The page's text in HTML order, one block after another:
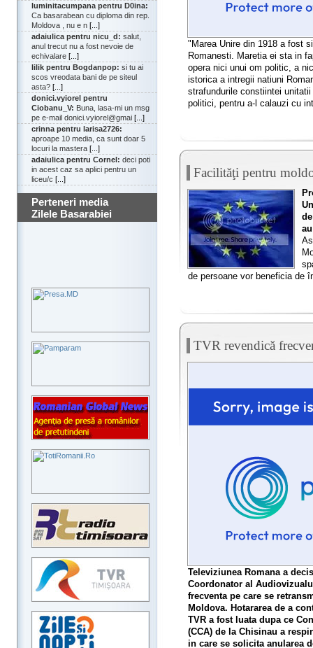
luminitacumpana pentru D0ina:
Ca basarabean cu diploma din rep.
Moldova , nu e n [...]
adaiulica pentru nicu_d: salut,
anul trecut nu a fost nevoie de
echivalare [...]
lilik pentru Bogdanpop: si tu ai
scos vreodata bani de pe siteul
asta? [...]
donici.vyiorel pentru
Ciobanu_V: Buna, lasa-mi un msg
pe e-mail donici.vyiorel@gmai [...]
crinna pentru larisa2726:
aproape 10 media, ca sunt doar 5
locuri la mastera [...]
adaiulica pentru Cornel: deci poti
in acest caz sa aplici pentru un
liceu/c [...]
Perteneri media
Zilele Basarabiei
"Marea Unire din 1918 a fost
Romanesti. Maretia ei sta in
opera nici unui om politic, a
istorica a intregii natiuni
strafundurile constiintei
politici, pentru a-l calauzi cu
Facilităţi pentru
de persoane vor beneficia de
TVR revendică
Televiziunea Romana a
Coordonator al
frecventa pe care se
Moldova. Hotararea de a
TVR a fost luata dupa ce
(CCA) de la Chisinau a
in care se solicita anularea